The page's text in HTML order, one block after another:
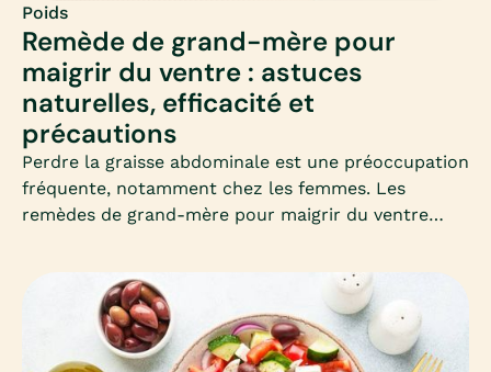
Poids
Remède de grand-mère pour
maigrir du ventre : astuces
naturelles, efficacité et
précautions
Perdre la graisse abdominale est une préoccupation
fréquente, notamment chez les femmes. Les
remèdes de grand-mère pour maigrir du ventre
ensemble les astuces les plus connues, leur
efficacité et les précautions à connaître.